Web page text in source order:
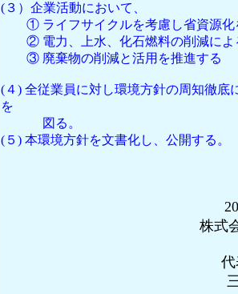
(３）企業活動において、
① ライフサイクルを考慮し省資源化
② 電力、上水、化石燃料の削減によ
③ 廃棄物の削減と活用を推進する
(４) 全従業員に対し環境方針の周知徹底
を
図る。
(５) 本環境方針を文書化し、公開する。
株式